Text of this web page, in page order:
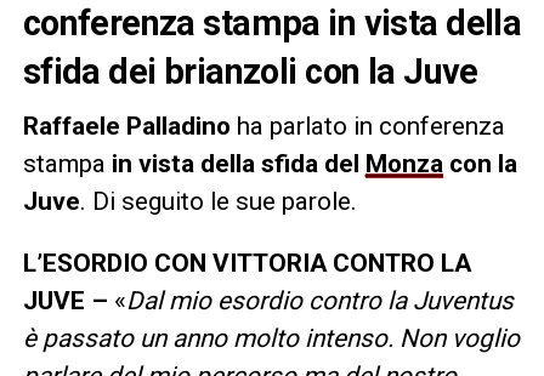
conferenza stampa in vista della
sfida dei brianzoli con la Juve
Raffaele Palladino ha parlato in conferenza
stampa in vista della sfida del Monza con la
Juve. Di seguito le sue parole.
L’ESORDIO CON VITTORIA CONTRO LA
JUVE – «Dal mio esordio contro la Juventus
è passato un anno molto intenso. Non voglio